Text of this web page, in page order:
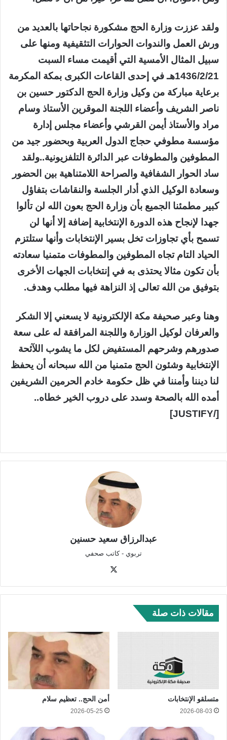
ولقد عززت وزارة الحج مشكورة نجاحاتها بالعديد من
ورش العمل والندوات الحوارات التثقيفية ومنها علی
سبيل المثال الأمسية التي أقيمت مساء السبت
1436/2/21هـ في إحدی القاعات الكبری بمكة المكرمة
برعاية مباركة من وكيل وزارة الحج الدكتور حسين بن
ناصر الشريف وأعضاء اللجنة الموقرين الأستاذ وسام
مراد والأستاذ أيمن القرشي وأعضاء مجلس إدارة
مؤسسة مطوفي حجاج الدول العربية وبحضور جيد من
المطوفين والمطوفات عبر الدائرة التلفزيونية..ولقد
ساد الحوار الشفافية والصراحة اللامتناهية بين الحضور
وسعادة الوكيل الذي أدار الجلسة والنقاشات بتفاؤل
كبير مطمئنا الجميع بأن وزارة الحج بعون الله لن تألوا
جهدا لإنجاح هذه الدورة الإنتخابية إضافة إلا أنها لن
تسمح بأي تجاوزات تخل بسير الإنتخابات وأنها ستلتزم
الحياد التام تجاه المطوفين والمطوفات متمنيا سعادته
بأن تكون مثالا يحتذی به في إنتخابات الجهات الأخری
بتوفيق من الله تعالی إذ النزاهة فيها مطلب وهدف.
وهنا وعبر صحيفة مكة الإلكترونية لا يسعني إلا الشكر
والعرفان لوكيل الوزارة واللجنة المرافقة له علی سعة
صدورهم وشرحهم المستفيض لكل ما يشوب اللآئحة
الإنتخابية وشئون الحج متمنيا من الله سبحانه أن يحفظ
لنا ديننا وأمننا في ظل حكومة خادم الحرمين الشريفين
أمده الله بالصحة وسدد علی دروب الخير خطاه..
[/JUSTIFY]
عبدالرزاق سعيد حسنين
تربوي - كاتب صحفي
مقالات ذات صلة
متسلقو الإنتخابات
2026-08-03
أمن الحج.. تعظيم سلام
2026-05-25